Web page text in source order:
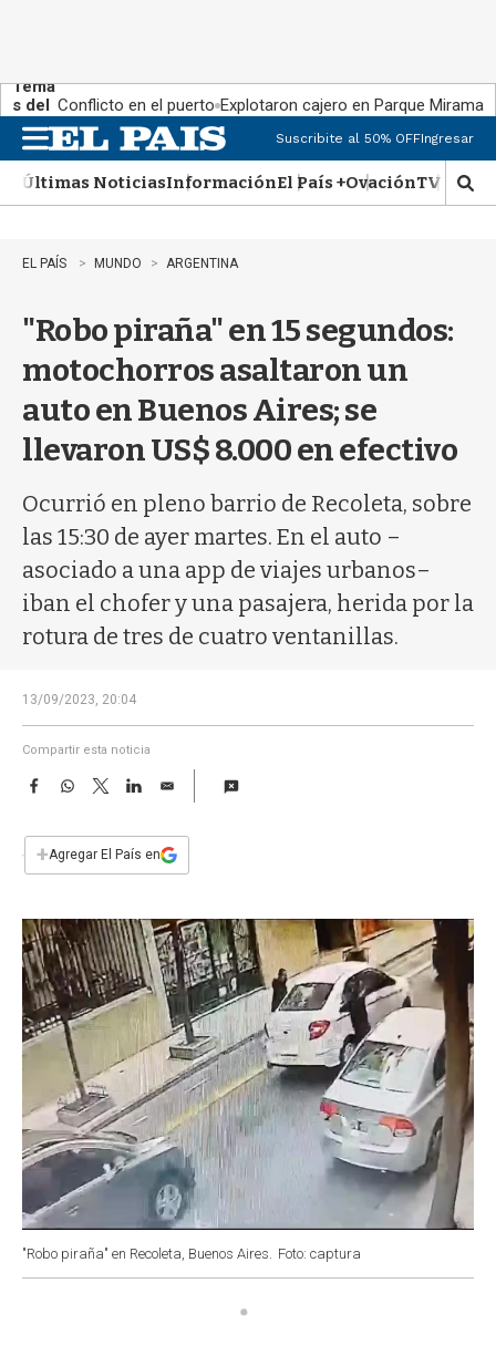
Tema
s del
día:
Conflicto en el puerto Explotaron cajero en Parque Miramar
n
u
Suscribite al 50% OFFIngresar
Últimas NoticiasInformaciónEl País +OvaciónTV Show
M
o
a
EL PAÍS MUNDO ARGENTINA
"Robo piraña" en 15 segundos:
motochorros asaltaron un
auto en Buenos Aires; se
llevaron US$ 8.000 en efectivo
Ocurrió en pleno barrio de Recoleta, sobre
las 15:30 de ayer martes. En el auto –
asociado a una app de viajes urbanos–
iban el chofer y una pasajera, herida por la
rotura de tres de cuatro ventanillas.
13/09/2023, 20:04
Compartir esta noticia
F
e
b
k
W
s
p
T
w
t
L
n
E
i
l
+Agregar El País en
"Robo piraña" en Recoleta, Buenos Aires. Foto: captura